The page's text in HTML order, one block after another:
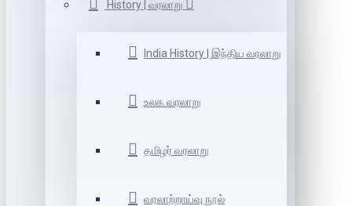
History | வரலாறு
India History | இந்திய வரலாறு
உலக வரலாறு
தமிழர் வரலாறு
வரலாற்றாய்வு நூல்